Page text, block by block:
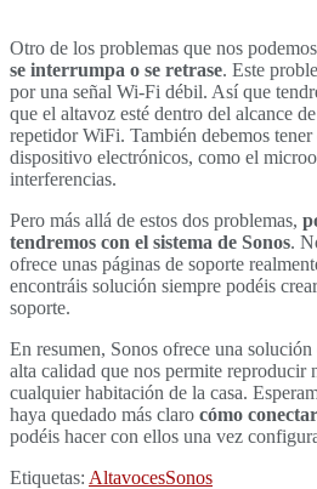
Otro de los problemas que nos
se interrumpa o se retrase. Este
por una señal Wi-Fi débil. Así que
que el altavoz esté dentro del alcance
repetidor WiFi. También debemos tener
dispositivo electrónicos, como el
interferencias.
Pero más allá de estos dos problemas,
tendremos con el sistema de Sonos.
ofrece unas páginas de soporte
encontráis solución siempre podéis
soporte.
En resumen, Sonos ofrece una
alta calidad que nos permite reproducir
cualquier habitación de la casa.
haya quedado más claro cómo
podéis hacer con ellos una vez
Etiquetas: AltavocesSonos